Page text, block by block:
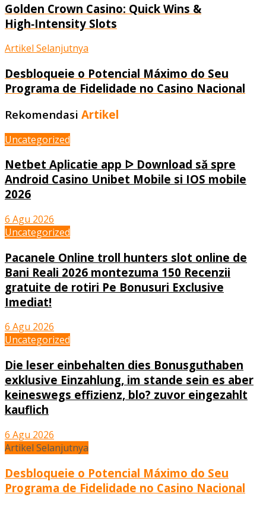
Golden Crown Casino: Quick Wins &
High‑Intensity Slots
Artikel Selanjutnya
Desbloqueie o Potencial Máximo do Seu
Programa de Fidelidade no Casino Nacional
Rekomendasi Artikel
Uncategorized
Netbet Aplicatie app ᐅ Download să spre
Android Casino Unibet Mobile si IOS mobile
2026
6 Agu 2026
Uncategorized
Pacanele Online troll hunters slot online de
Bani Reali 2026 montezuma 150 Recenzii
gratuite de rotiri Pe Bonusuri Exclusive
Imediat!
6 Agu 2026
Uncategorized
Die leser einbehalten dies Bonusguthaben
exklusive Einzahlung, im stande sein es aber
keineswegs effizienz, blo? zuvor eingezahlt
kauflich
6 Agu 2026
Artikel Selanjutnya
Desbloqueie o Potencial Máximo do Seu
Programa de Fidelidade no Casino Nacional